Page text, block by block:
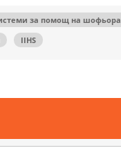
за помощ на шофьора
IIHS